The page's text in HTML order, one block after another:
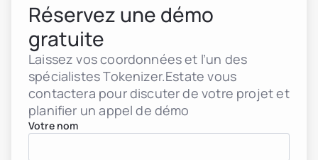
Réservez une démo
gratuite
Laissez vos coordonnées et l’un des
spécialistes Tokenizer.Estate vous
contactera pour discuter de votre projet et
planifier un appel de démo
Votre nom